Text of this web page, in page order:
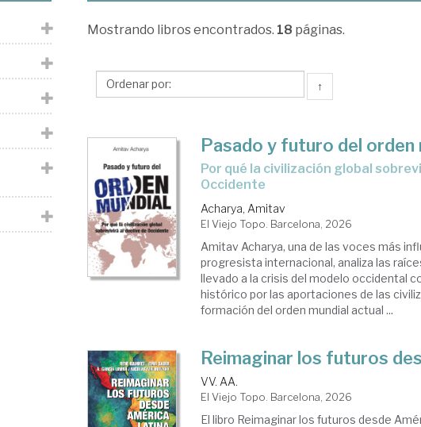
la
Topo
Mostrando libros encontrados. 18 páginas.
↑
Pasado y futuro del orden
Por qué la civilización global sobrevivirá al declive de
Occidente
Acharya, Amitav
El Viejo Topo. Barcelona, 2026
Amitav Acharya, una de las voces más
progresista internacional, analiza las
llevado a la crisis del modelo occidental
histórico por las aportaciones de las
formación del orden mundial actual ...
Reimaginar los futuros
VV. AA.
El Viejo Topo. Barcelona, 2026
El libro Reimaginar los futuros desde